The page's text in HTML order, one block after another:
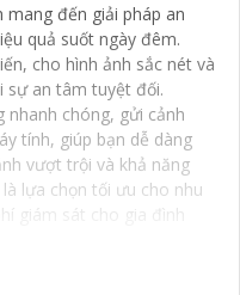
đến giải pháp an
quả suốt ngày đêm.
cho hình ảnh sắc nét và
sự an tâm tuyệt đối.
nhanh chóng, gửi cảnh
tính, giúp bạn dễ dàng
vượt trội và khả năng
lựa chọn tối ưu cho nhu
giám sát cho gia đình